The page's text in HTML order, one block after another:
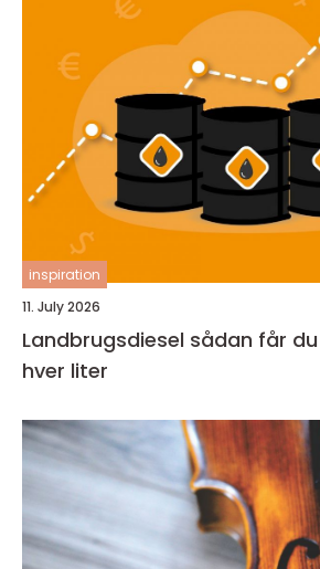
inspiration
11. July 2026
Landbrugsdiesel sådan får du mest ud af
hver liter